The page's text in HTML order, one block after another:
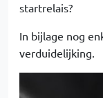
startrelais?
In bijlage nog
verduidelijking.